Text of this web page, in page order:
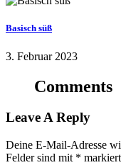
Basisch süß
3. Februar 2023
Comments
Leave A Reply
Deine E-Mail-Adresse
Felder sind mit * markiert